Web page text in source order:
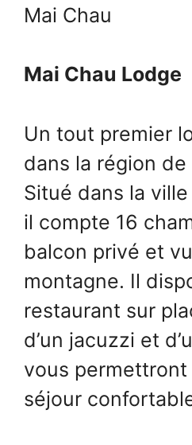
Mai Chau
Mai Chau Lodge
Un tout premier
dans la région de
Situé dans la
il compte 16
balcon privé et
montagne. Il
restaurant sur
d’un jacuzzi et
vous permettront
séjour